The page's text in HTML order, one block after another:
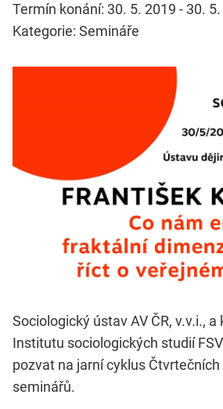
Termín konání: 30. 5. 2019 - 30.
Kategorie: Semináře
Sociologický ústav AV ČR, v.v.i.,
Institutu sociologických studií
pozvat na jarní cyklus
seminářů.